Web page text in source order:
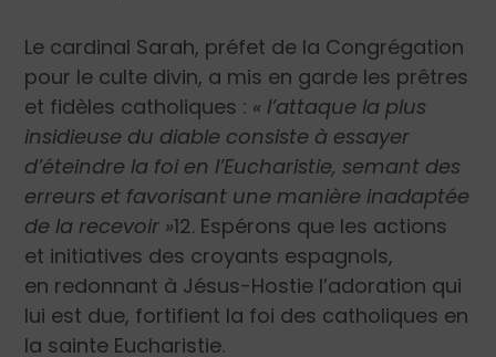
Le cardinal Sarah, préfet de la Congrégation
pour le culte divin, a mis en garde les prêtres
et fidèles catholiques : « l’attaque la plus
insidieuse du diable consiste à essayer
d’éteindre la foi en l’Eucharistie, semant des
erreurs et favorisant une manière inadaptée
de la recevoir »12. Espérons que les actions
et initiatives des croyants espagnols,
en redonnant à Jésus-Hostie l’adoration qui
lui est due, fortifient la foi des catholiques en
la sainte Eucharistie.